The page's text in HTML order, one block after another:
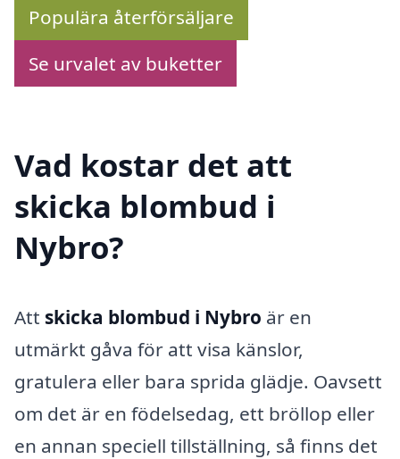
Populära återförsäljare
Se urvalet av buketter
Vad kostar det att
skicka blombud i
Nybro?
Att skicka blombud i Nybro är en
utmärkt gåva för att visa känslor,
gratulera eller bara sprida glädje. Oavsett
om det är en födelsedag, ett bröllop eller
en annan speciell tillställning, så finns det